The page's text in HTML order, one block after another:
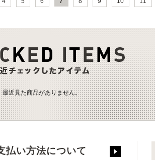
最近見た商品がありません。
払い方法について